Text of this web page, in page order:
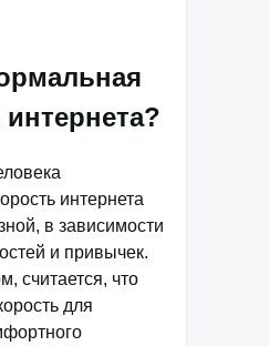
интернета
в зависимости
и привычек.
считается, что
для